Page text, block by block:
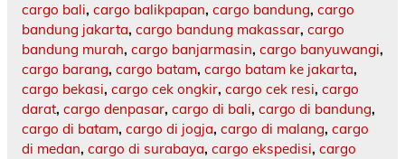
cargo bali, cargo balikpapan, cargo bandung, cargo
bandung jakarta, cargo bandung makassar, cargo
bandung murah, cargo banjarmasin, cargo banyuwangi,
cargo barang, cargo batam, cargo batam ke jakarta,
cargo bekasi, cargo cek ongkir, cargo cek resi, cargo
darat, cargo denpasar, cargo di bali, cargo di bandung,
cargo di batam, cargo di jogja, cargo di malang, cargo
di medan, cargo di surabaya, cargo ekspedisi, cargo